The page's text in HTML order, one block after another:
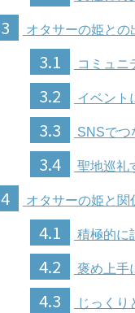
3 オタサーの姫との
3.1 コミュニ
3.2 イベント
3.3 SNSでつ
3.4 聖地巡礼
4 オタサーの姫と関
4.1 積極的に
4.2 褒め上手
4.3 じっくり